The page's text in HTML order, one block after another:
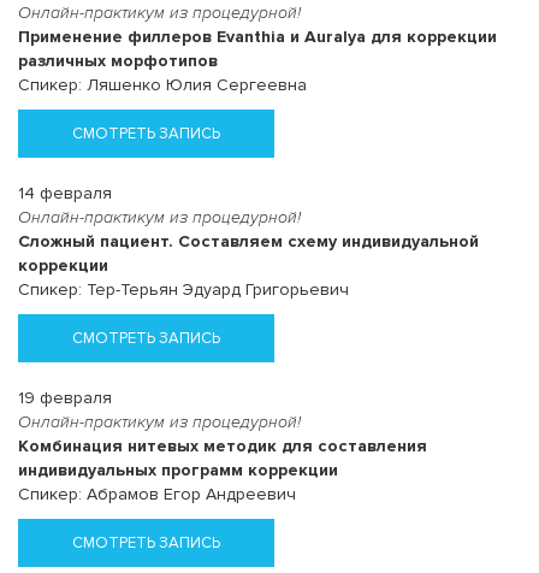
Онлайн-практикум из процедурной!
Применение филлеров Evanthia и Auralya для коррекции
различных морфотипов
Спикер: Ляшенко Юлия Сергеевна
СМОТРЕТЬ ЗАПИСЬ
14 февраля
Онлайн-практикум из процедурной!
Сложный пациент. Составляем схему индивидуальной
коррекции
Спикер: Тер-Терьян Эдуард Григорьевич
СМОТРЕТЬ ЗАПИСЬ
19 февраля
Онлайн-практикум из процедурной!
Комбинация нитевых методик для составления
индивидуальных программ коррекции
Спикер: Абрамов Егор Андреевич
СМОТРЕТЬ ЗАПИСЬ